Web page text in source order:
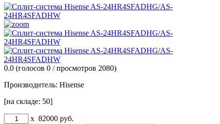
0.0 (голосов 0 / просмотров 2080)
Производитель: Hisense
[на складе: 50]
x 82000 руб.